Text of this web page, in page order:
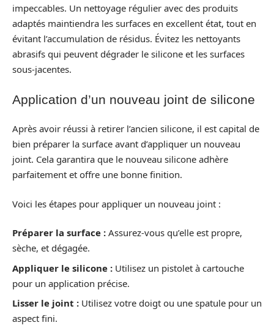
impeccables. Un nettoyage régulier avec des produits
adaptés maintiendra les surfaces en excellent état, tout en
évitant l’accumulation de résidus. Évitez les nettoyants
abrasifs qui peuvent dégrader le silicone et les surfaces
sous-jacentes.
Application d’un nouveau joint de silicone
Après avoir réussi à retirer l’ancien silicone, il est capital de
bien préparer la surface avant d’appliquer un nouveau
joint. Cela garantira que le nouveau silicone adhère
parfaitement et offre une bonne finition.
Voici les étapes pour appliquer un nouveau joint :
Préparer la surface : Assurez-vous qu’elle est propre,
sèche, et dégagée.
Appliquer le silicone : Utilisez un pistolet à cartouche
pour un application précise.
Lisser le joint : Utilisez votre doigt ou une spatule pour un
aspect fini.